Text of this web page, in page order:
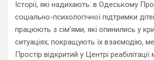
Історії, які надихають: в Одеському
соціально-психологічної підтримки
працюють з сім’ями, які опинились у
ситуаціях, покращують їх взаємодію,
Простір відкритий у Центрі реабілітації